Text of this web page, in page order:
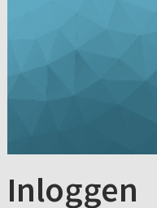
Inloggen